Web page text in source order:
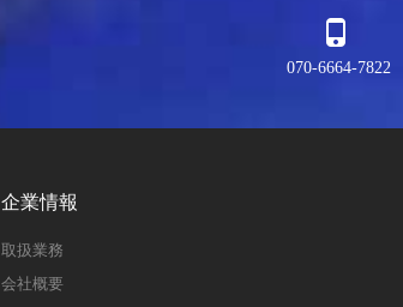
070-6664-7822
企業情報
取扱業務
会社概要